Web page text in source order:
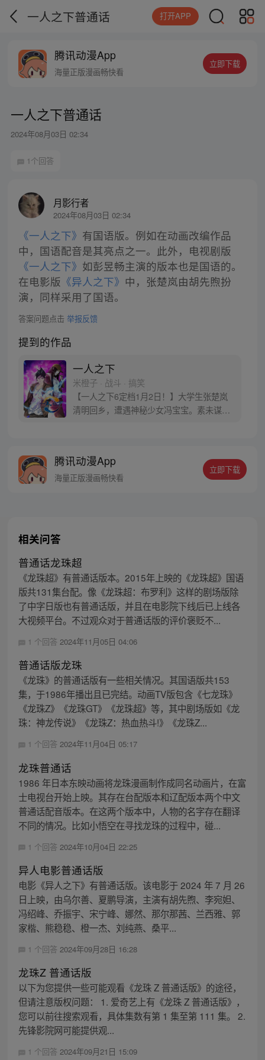
一人之下普通话 打开APP
腾讯动漫App
海量正版漫画畅快看
立即下载
一人之下普通话
2024年08月03日 02:34
1个回答
月影行者
2024年08月03日 02:34
《一人之下》 有国语版。例如在动画改编作品
中，国语配音是其亮点之一。此外，电视剧版
《一人之下》 如彭昱畅主演的版本也是国语的。
在电影版 《异人之下》 中，张楚岚由胡先煦扮
演，同样采用了国语。
答案问题点击 举报反馈
提到的作品
一人之下
米橙子 · 战斗 · 搞笑
【一人之下6定档1月2日！】大学生张楚岚
清明回乡，遭遇神秘少女冯宝宝。素未谋面
密，张楚岚的生活被彻底颠覆，与冯宝宝一
同踏上“异人”之旅。
腾讯动漫App
海量正版漫画畅快看
立即下载
相关问答
普通话龙珠超
《龙珠超》有普通话版本。2015年上映的《龙珠超》国语
版共131集台配。像《龙珠超：布罗利》这样的剧场版除
了中字日版也有普通话版，并且在电影院下线后已上线各
大视频平台。不过观众对于普通话版的评价褒贬不...
1 个回答 2024年11月05日 04:06
普通话版龙珠
《龙珠》的普通话版有一些相关情况。其国语版共153
集，于1986年播出且已完结。动画TV版包含《七龙珠》
《龙珠Z》《龙珠GT》《龙珠超》等，其中剧场版如《龙
珠：神龙传说》《龙珠Z：热血热斗!》《龙珠Z...
1 个回答 2024年11月04日 05:17
龙珠普通话
1986 年日本东映动画将龙珠漫画制作成同名动画片，在富
士电视台开始上映。其存在台配版本和辽配版本两个中文
普通话配音版本。在这两个版本中，人物的名字存在翻译
不同的情况。比如小悟空在寻找龙珠的过程中，碰...
1 个回答 2024年10月04日 22:25
异人电影普通话版
电影《异人之下》有普通话版。该电影于 2024 年 7 月 26
日上映，由乌尔善、夏鹏导演，主演有胡先煦、李宛妲、
冯绍峰、乔振宇、宋宁峰、娜然、那尔那茜、兰西雅、郭
家楷、熊稳稳、橙一杰、刘纯燕、桑平...
1 个回答 2024年09月28日 16:28
龙珠Z 普通话版
以下为您提供一些可能观看《龙珠 Z 普通话版》的途径，
但请注意版权问题： 1. 爱奇艺上有《龙珠 Z 普通话版》，
您可以前往搜索观看，具体集数有第 1 集至第 111 集。 2.
先锋影院网可能提供观...
1 个回答 2024年09月21日 15:09